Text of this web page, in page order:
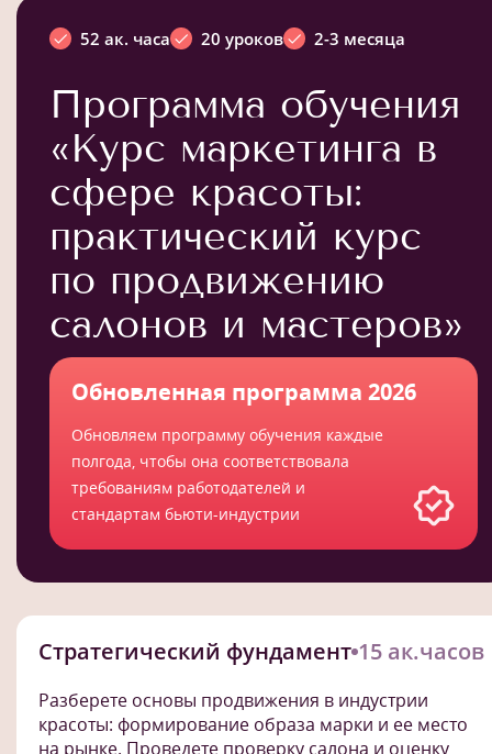
52 ак. часа 20 уроков 2-3 месяца
Программа обучения
«Курс маркетинга в
сфере красоты:
практический курс
по продвижению
салонов и мастеров»
Обновленная программа 2026
Обновляем программу обучения каждые
полгода, чтобы она соответствовала
требованиям работодателей и
стандартам бьюти-индустрии
Стратегический фундамент 15 ак.часов
Разберете основы продвижения в индустрии
красоты: формирование образа марки и ее место
на рынке. Проведете проверку салона и оценку